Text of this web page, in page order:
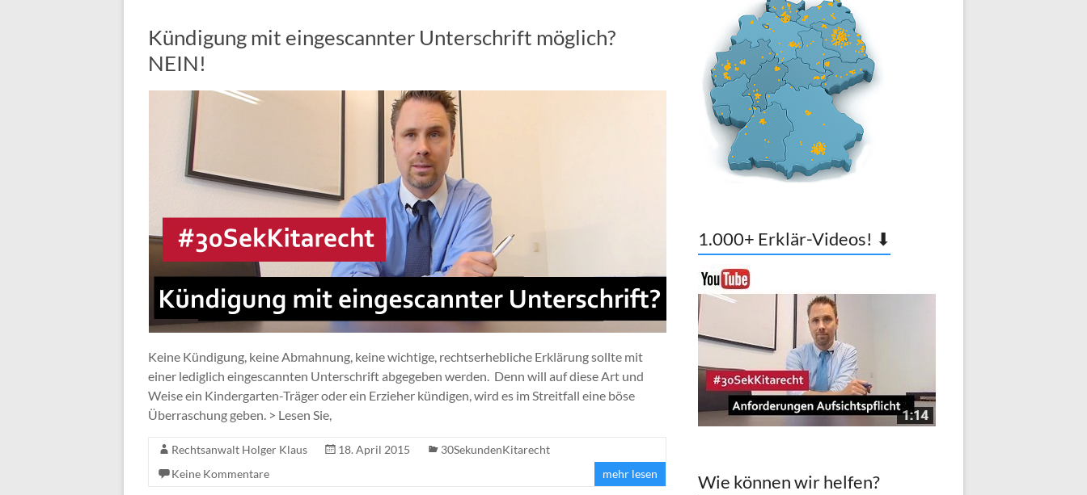
Kündigung mit eingescannter Unterschrift möglich?
NEIN!
Keine Kündigung, keine Abmahnung, keine wichtige, rechtserhebliche Erklärung sollte mit
einer lediglich eingescannten Unterschrift abgegeben werden. Denn will auf diese Art und
Weise ein Kindergarten-Träger oder ein Erzieher kündigen, wird es im Streitfall eine böse
Überraschung geben. > Lesen Sie,
Rechtsanwalt Holger Klaus 18. April 2015
30SekundenKitarecht
Keine Kommentare
mehr lesen
1.000+ Erklär-Videos! ⬇
Wie können wir helfen?